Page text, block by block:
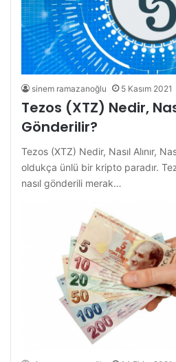
sinem ramazanoğlu 5 Kasım 2021
Tezos (XTZ) Nedir,
Gönderilir?
Tezos (XTZ) Nedir, Nasıl Alınır,
oldukça ünlü bir kripto paradır.
nasıl gönderili merak…